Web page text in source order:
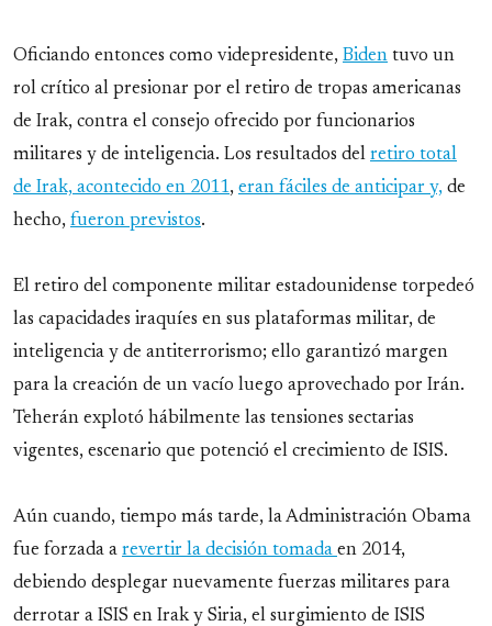
Oficiando entonces como videpresidente, Biden tuvo un
rol crítico al presionar por el retiro de tropas americanas
de Irak, contra el consejo ofrecido por funcionarios
militares y de inteligencia. Los resultados del retiro total
de Irak, acontecido en 2011, eran fáciles de anticipar y, de
hecho, fueron previstos.
El retiro del componente militar estadounidense torpedeó
las capacidades iraquíes en sus plataformas militar, de
inteligencia y de antiterrorismo; ello garantizó margen
para la creación de un vacío luego aprovechado por Irán.
Teherán explotó hábilmente las tensiones sectarias
vigentes, escenario que potenció el crecimiento de ISIS.
Aún cuando, tiempo más tarde, la Administración Obama
fue forzada a revertir la decisión tomada en 2014,
debiendo desplegar nuevamente fuerzas militares para
derrotar a ISIS en Irak y Siria, el surgimiento de ISIS